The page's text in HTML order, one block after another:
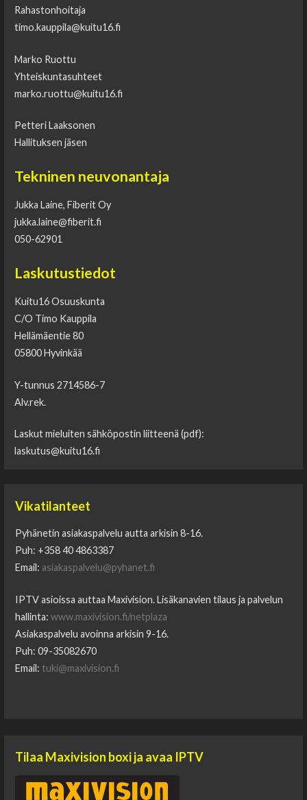
Rahastonhoitaja
timo.kauppila@kuitu16.fi
Marko Ruottu
Yhteiskuntasuhteet
marko.ruottu@kuitu16.fi
Petteri Laaksonen
Hallituksen jäsen
Tekninen neuvonantaja
Jukka Laine, Fiberit Oy
jukka.laine@fiberit.fi
050-62901
Laskutustiedot
Kuitu16 Osuuskunta
C/O Timo Kauppila
Hellämäentie 80
05800 Hyvinkää
Y-tunnus 2714586-7
Alv.rek.
Laskut mieluiten sähköpostin liitteenä (pdf):
laskutus@kuitu16.fi
Vikatilanteet
Pyhänetin asiakaspalvelu autta arkisin 8-16.
Puh: +358 40 4863387
Email: asiakaspalvelu@pyhanet.fi
IPTV asioissa auttaa Maxivision. Lisäkanavien tilaus ja palvelun
hallinta:www.maxivision.fi/netplaza
Asiakaspalvelu avoinna arkisin 9-16.
Puh: 09-35082670
Email: tuki@maxivision.fi
Tilaa Maxivision boxi ja avaa IPTV